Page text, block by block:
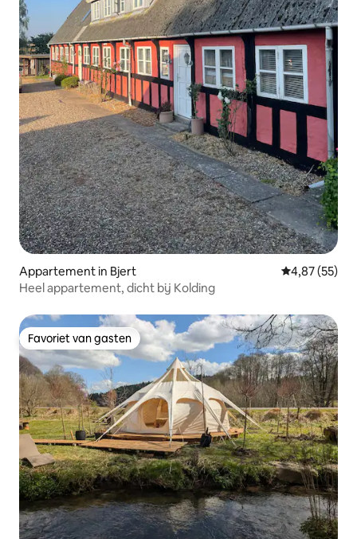
Appartement in Bjert Gemiddelde
4,87 (55)
Heel appartement, dicht bij Kolding
Favoriet van gasten
Favoriet van gasten